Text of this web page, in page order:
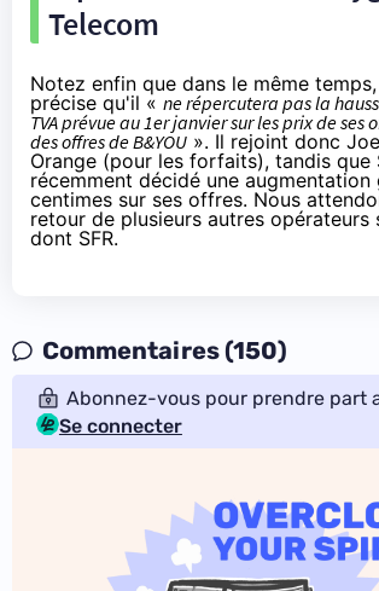
Telecom
Notez enfin que dans le même
précise qu'il « ne répercutera pas la
TVA prévue au 1er janvier sur les prix de ses
des offres de B&YOU ». Il rejoint donc
Orange (pour les forfaits), tandis que
récemment décidé une augmentation
centimes sur ses offres. Nous
retour de plusieurs autres opérateurs
dont SFR.
Commentaires (150)
Abonnez-vous pour prendre part
Se connecter